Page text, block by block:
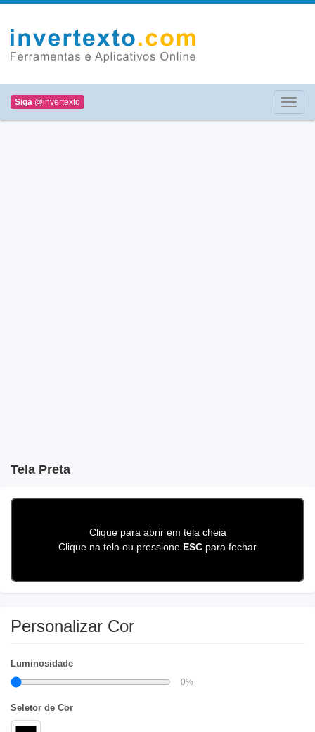
Siga @invertexto
Tela Preta
Clique para abrir em tela cheia
Clique na tela ou pressione ESC para fechar
Personalizar Cor
Luminosidade
0%
Seletor de Cor